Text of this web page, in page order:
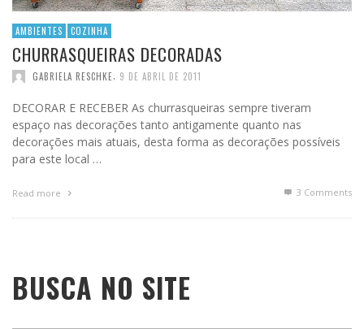
AMBIENTES COZINHA
CHURRASQUEIRAS DECORADAS
GABRIELA RESCHKE 9 DE ABRIL DE 2011
DECORAR E RECEBER As churrasqueiras sempre tiveram
espaço nas decorações tanto antigamente quanto nas
decorações mais atuais, desta forma as decorações possíveis
para este local …
Read more 3 Comments
BUSCA NO SITE